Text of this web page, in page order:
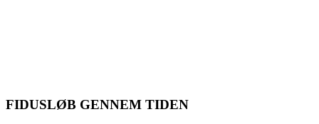
FIDUSLØB GENNEM TIDEN